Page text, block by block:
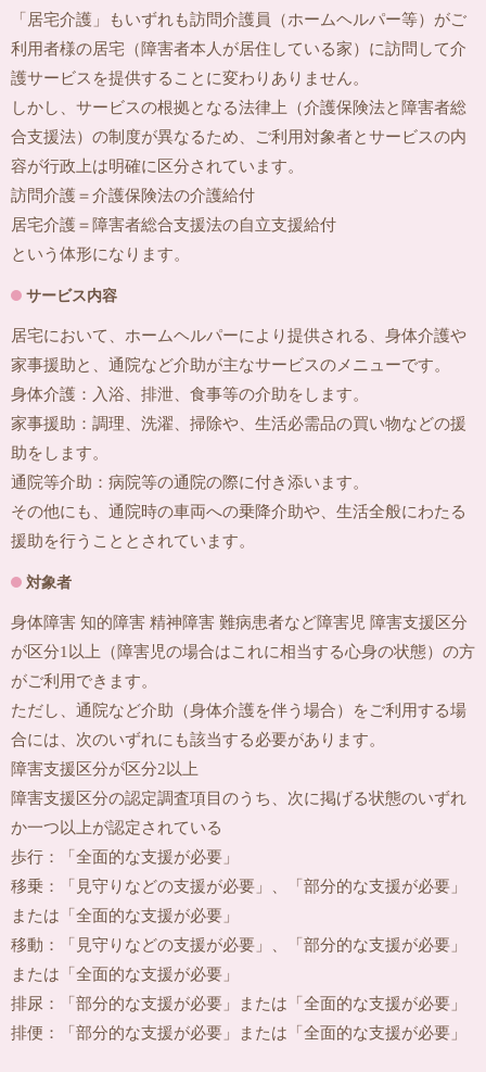
「居宅介護」もいずれも訪問介護員（ホームヘルパー等）がご
利用者様の居宅（障害者本人が居住している家）に訪問して介
護サービスを提供することに変わりありません。
しかし、サービスの根拠となる法律上（介護保険法と障害者総
合支援法）の制度が異なるため、ご利用対象者とサービスの内
容が行政上は明確に区分されています。
訪問介護＝介護保険法の介護給付
居宅介護＝障害者総合支援法の自立支援給付
という体形になります。
サービス内容
居宅において、ホームヘルパーにより提供される、身体介護や
家事援助と、通院など介助が主なサービスのメニューです。
身体介護：入浴、排泄、食事等の介助をします。
家事援助：調理、洗濯、掃除や、生活必需品の買い物などの援
助をします。
通院等介助：病院等の通院の際に付き添います。
その他にも、通院時の車両への乗降介助や、生活全般にわたる
援助を行うこととされています。
対象者
身体障害 知的障害 精神障害 難病患者など障害児 障害支援区分
が区分1以上（障害児の場合はこれに相当する心身の状態）の方
がご利用できます。
ただし、通院など介助（身体介護を伴う場合）をご利用する場
合には、次のいずれにも該当する必要があります。
障害支援区分が区分2以上
障害支援区分の認定調査項目のうち、次に掲げる状態のいずれ
か一つ以上が認定されている
歩行：「全面的な支援が必要」
移乗：「見守りなどの支援が必要」、「部分的な支援が必要」
または「全面的な支援が必要」
移動：「見守りなどの支援が必要」、「部分的な支援が必要」
または「全面的な支援が必要」
排尿：「部分的な支援が必要」または「全面的な支援が必要」
排便：「部分的な支援が必要」または「全面的な支援が必要」